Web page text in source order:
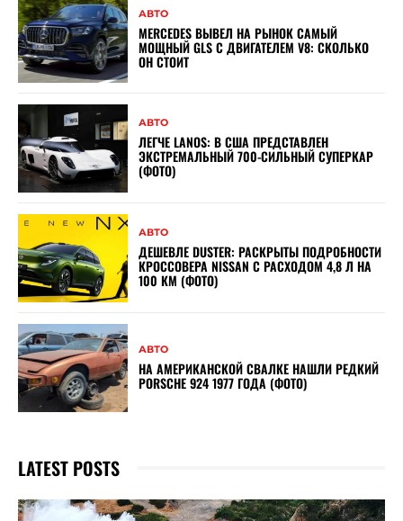
АВТО
MERCEDES ВЫВЕЛ НА РЫНОК САМЫЙ
МОЩНЫЙ GLS С ДВИГАТЕЛЕМ V8: СКОЛЬКО
ОН СТОИТ
АВТО
ЛЕГЧЕ LANOS: В США ПРЕДСТАВЛЕН
ЭКСТРЕМАЛЬНЫЙ 700-СИЛЬНЫЙ СУПЕРКАР
(ФОТО)
АВТО
ДЕШЕВЛЕ DUSTER: РАСКРЫТЫ ПОДРОБНОСТИ
КРОССОВЕРА NISSAN С РАСХОДОМ 4,8 Л НА
100 КМ (ФОТО)
АВТО
НА АМЕРИКАНСКОЙ СВАЛКЕ НАШЛИ РЕДКИЙ
PORSCHE 924 1977 ГОДА (ФОТО)
LATEST POSTS